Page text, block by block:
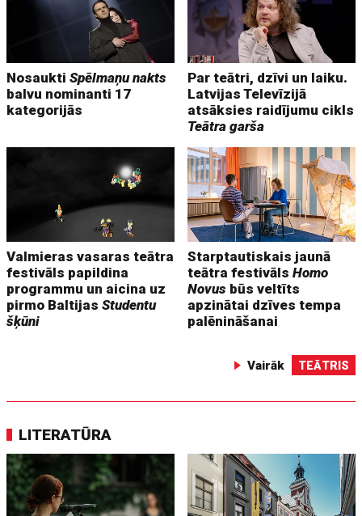
NosauktiSpēlmaņu nakts
balvu nominanti 17
kategorijās
Par teātri, dzīvi un laiku.
Latvijas Televīzijā
atsāksies raidījumu cikls
Teātra garša
Valmieras vasaras teātra
festivāls papildina
programmu un aicina uz
pirmo BaltijasStudentu
šķūni
Starptautiskais jaunā
teātra festivālsHomo
Novus būs veltīts
apzinātai dzīves tempa
palēnināšanai
Vairāk TEĀTRIS
LITERATŪRA